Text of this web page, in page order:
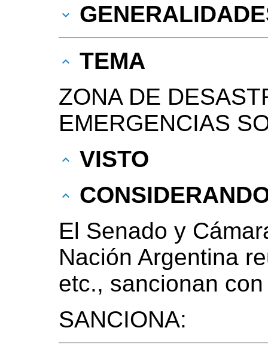
TEMA
ZONA DE
EMERGENCIAS
VISTO
El Senado y
Nación Argentina
etc., sancionan
SANCIONA: